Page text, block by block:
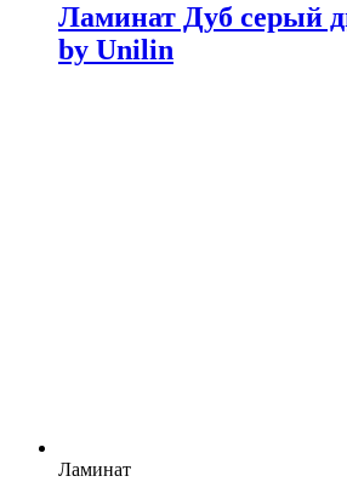
Ламинат Дуб серый
by Unilin
Ламинат